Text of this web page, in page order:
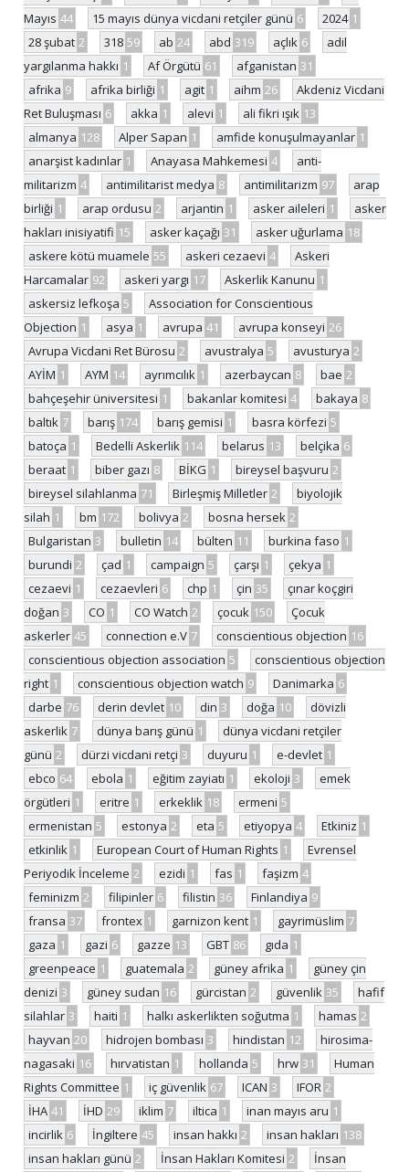
Mayıs 44 15 mayıs dünya vicdani retçiler günü 6 2024 1
28 şubat 2 318 59 ab 24 abd 319 açlık 6
adil
yargılanma hakkı 1 Af Örgütü 61 afganistan 31
afrika 9 afrika birliği 1 agit 1 aihm 26
Akdeniz Vicdani
Ret Buluşması 6 akka 1 alevi 1 ali fikri ışık 13
almanya 128 Alper Sapan 1 amfide konuşulmayanlar 1
anarşist kadınlar 1 Anayasa Mahkemesi 4
anti-
militarizm 4 antimilitarist medya 8 antimilitarizm 97
arap
birliği 1 arap ordusu 2 arjantin 1 asker aileleri 1
asker
hakları inisiyatifi 15 asker kaçağı 31 asker uğurlama 18
askere kötü muamele 55 askeri cezaevi 4
Askeri
Harcamalar 92 askeri yargı 17 Askerlik Kanunu 1
askersiz lefkoşa 5
Association for Conscientious
Objection 1 asya 1 avrupa 41 avrupa konseyi 26
Avrupa Vicdani Ret Bürosu 2 avustralya 5 avusturya 2
AYİM 1 AYM 14 ayrımcılık 1 azerbaycan 8 bae 2
bahçeşehir üniversitesi 1 bakanlar komitesi 4 bakaya 8
baltık 7 barış 174 barış gemisi 1 basra körfezi 5
batoça 1 Bedelli Askerlik 114 belarus 13 belçika 6
beraat 1 biber gazı 8 BİKG 1 bireysel başvuru 2
bireysel silahlanma 71 Birleşmiş Milletler 2
biyolojik
silah 1 bm 172 bolivya 2 bosna hersek 2
Bulgaristan 3 bulletin 14 bülten 11 burkina faso 1
burundi 2 çad 1 campaign 5 çarşı 1 çekya 1
cezaevi 1 cezaevleri 6 chp 1 çin 35
çınar koçgiri
doğan 3 CO 1 CO Watch 2 çocuk 150
Çocuk
askerler 45 connection e.V 7 conscientious objection 16
conscientious objection association 5
conscientious objection
right 1 conscientious objection watch 9 Danimarka 6
darbe 76 derin devlet 10 din 3 doğa 10
dövizli
askerlik 7 dünya barış günü 1
dünya vicdani retçiler
günü 2 dürzi vicdani retçi 3 duyuru 1 e-devlet 1
ebco 64 ebola 1 eğitim zayiatı 1 ekoloji 3
emek
örgütleri 1 eritre 1 erkeklik 18 ermeni 5
ermenistan 5 estonya 2 eta 5 etiyopya 4 Etkiniz 1
etkinlik 1 European Court of Human Rights 1
Evrensel
Periyodik İnceleme 2 ezidi 1 fas 1 faşizm 4
feminizm 2 filipinler 6 filistin 36 Finlandiya 9
fransa 37 frontex 1 garnizon kent 1 gayrimüslim 7
gaza 1 gazi 6 gazze 13 GBT 86 gıda 1
greenpeace 1 guatemala 2 güney afrika 1
güney çin
denizi 3 güney sudan 16 gürcistan 2 güvenlik 35
hafif
silahlar 3 haiti 1 halkı askerlikten soğutma 1 hamas 2
hayvan 20 hidrojen bombası 3 hindistan 12
hirosima-
nagasaki 16 hırvatistan 1 hollanda 5 hrw 31
Human
Rights Committee 1 iç güvenlik 67 ICAN 3 IFOR 2
İHA 41 İHD 29 iklim 7 iltica 1 inan mayıs aru 1
incirlik 6 İngiltere 45 insan hakkı 2 insan hakları 138
insan hakları günü 2 İnsan Hakları Komitesi 2
İnsan